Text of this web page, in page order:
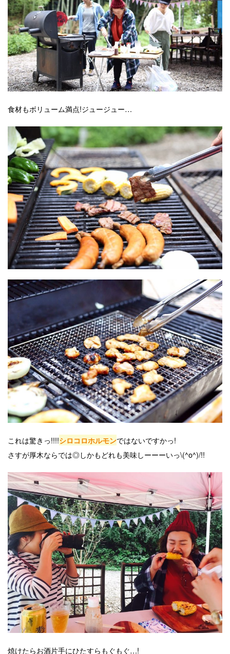
食材もボリューム満点!ジュージュー…
これは驚きっ!!!!シロコロホルモンではないですかっ!
さすが厚木ならでは◎しかもどれも美味しーーーいっ\(^o^)/!!
焼けたらお酒片手にひたすらもぐもぐ…!